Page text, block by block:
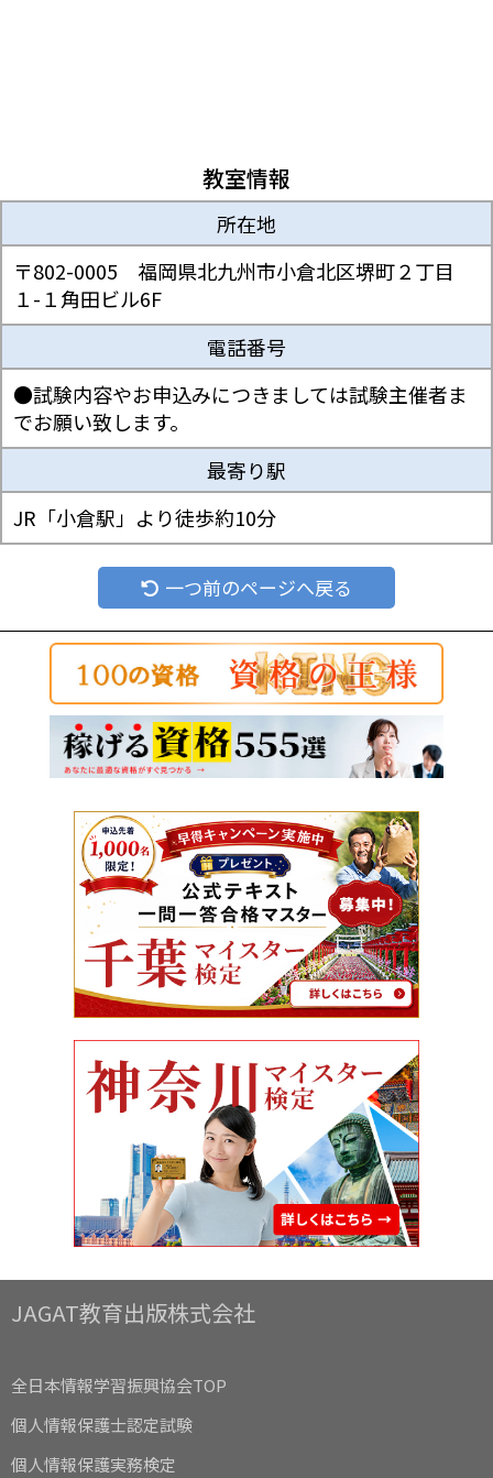
教室情報
所在地
〒802-0005 福岡県北九州市小倉北区堺町２丁目
１-１角田ビル6F
電話番号
●試験内容やお申込みにつきましては試験主催者ま
でお願い致します。
最寄り駅
JR「小倉駅」より徒歩約10分
一つ前のページへ戻る
JAGAT教育出版株式会社
全日本情報学習振興協会TOP
個人情報保護士認定試験
個人情報保護実務検定